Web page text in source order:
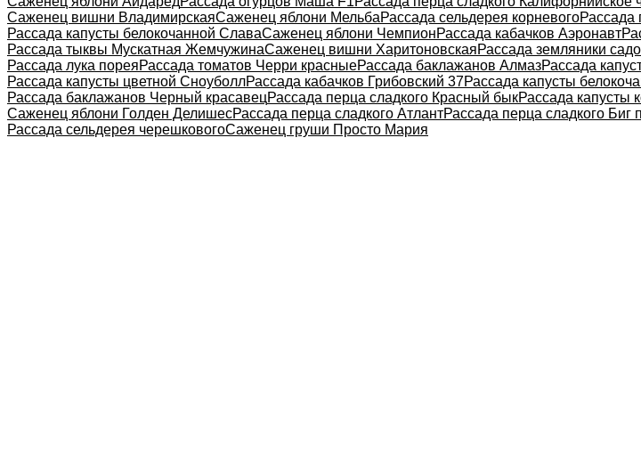
Саженец вишни ВладимирскаяСаженец яблони МельбаРассада сельдерея корневогоРассада
Рассада капусты белокочанной СлаваСаженец яблони ЧемпионРассада кабачков Аэронавт
Рассада тыквы Мускатная ЖемчужинаСаженец вишни ХаритоновскаяРассада земляники
Рассада лука пореяРассада томатов Черри красныеРассада баклажанов АлмазРассада
Рассада капусты цветной СноуболлРассада кабачков Грибовский 37Рассада капусты
Рассада баклажанов Черный красавецРассада перца сладкого Красный быкРассада капусты
Саженец яблони Голден ДелишесРассада перца сладкого АтлантРассада перца сладкого Биг
Рассада сельдерея черешковогоСаженец груши Просто Мария